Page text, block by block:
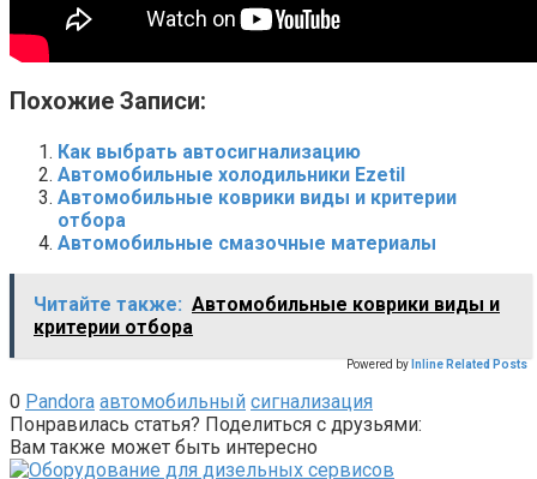
Похожие Записи:
Как выбрать автосигнализацию
Автомобильные холодильники Ezetil
Автомобильные коврики виды и критерии
отбора
Автомобильные смазочные материалы
Читайте также: Автомобильные коврики виды и
критерии отбора
Powered by Inline Related Posts
0 Pandora автомобильный сигнализация
Понравилась статья? Поделиться с друзьями:
Вам также может быть интересно